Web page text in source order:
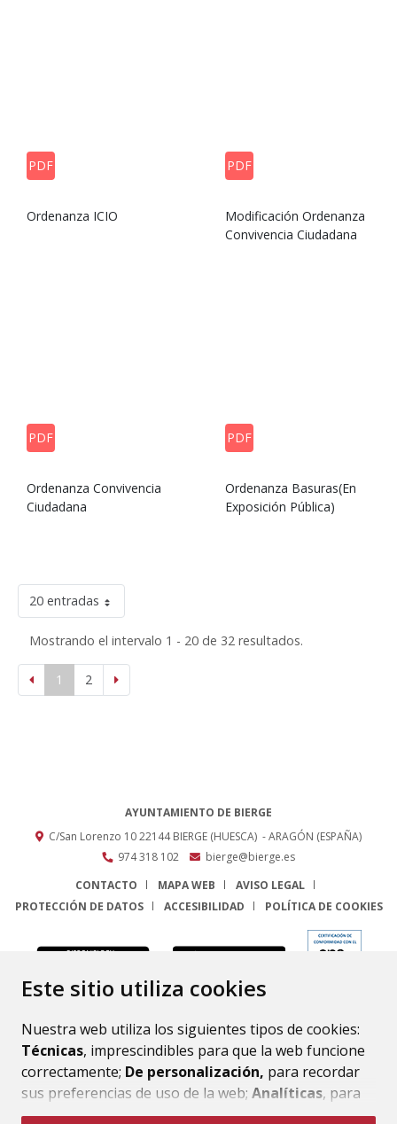
Este sitio utiliza cookies
Nuestra web utiliza los siguientes tipos de cookies:
Técnicas, imprescindibles para que la web funcione
correctamente; De personalización, para recordar
sus preferencias de uso de la web; Analíticas, para
mejorar el funcionamiento de la web y sus servicios.
PDF
Ordenanza ICIO
PDF
Modificación Ordenanza
Convivencia Ciudadana
PDF
Ordenanza Convivencia
Ciudadana
PDF
Ordenanza Basuras(En
Exposición Pública)
20 entradas
Mostrando el intervalo 1 - 20 de 32 resultados.
1 2
AYUNTAMIENTO DE BIERGE
C/San Lorenzo 1022144 BIERGE (HUESCA) - ARAGÓN (ESPAÑA)
974 318 102
bierge@bierge.es
CONTACTO
MAPA WEB
AVISO LEGAL
PROTECCIÓN DE DATOS
ACCESIBILIDAD POLÍTICA DE COOKIES